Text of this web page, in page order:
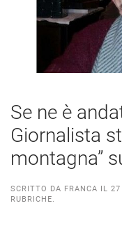
Se ne è
Giornalista
montagna”
SCRITTO DA FRANCA IL 27
RUBRICHE.